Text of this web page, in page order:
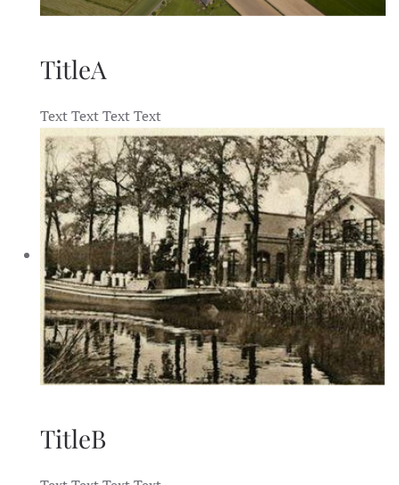
TitleA
Text Text Text Text
TitleB